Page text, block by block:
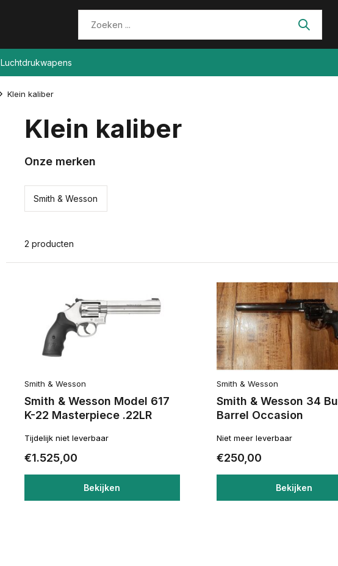
Luchtdrukwapens
Klein kaliber
Klein kaliber
Onze merken
Smith & Wesson
2 producten
Smith & Wesson
Smith & Wesson Model 617
K-22 Masterpiece .22LR
Tijdelijk niet leverbaar
€1.525,00
Bekijken
Smith & Wesson
Smith & Wesson 34
Barrel Occasion
Niet meer leverbaar
€250,00
Bekijken